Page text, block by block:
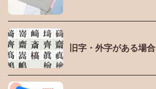
旧字・外字がある場合